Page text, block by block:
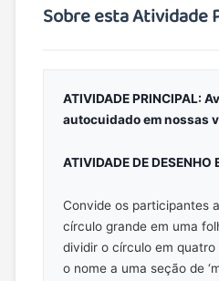
Sobre esta Atividade
ATIVIDADE PRINCIPAL:
autocuidado em nossas
ATIVIDADE DE DESENHO
Convide os participantes
círculo grande em uma
dividir o círculo em
o nome a uma seção de